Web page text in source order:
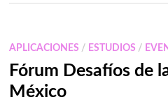
APLICACIONES / ESTUDIOS /
Fórum Desafíos de
México